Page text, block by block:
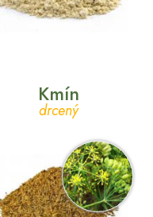
Kmín
drcený